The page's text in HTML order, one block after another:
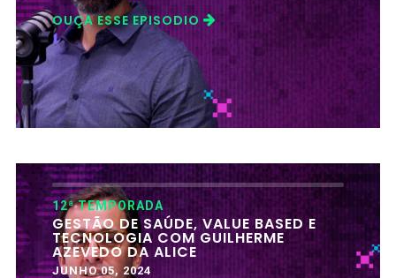
OUÇA ESSE EPISODIO
12ª TEMPORADA
GESTÃO DE SAÚDE, VALUE BASED E
TECNOLOGIA COM GUILHERME
AZEVEDO DA ALICE
JUNHO 05, 2024